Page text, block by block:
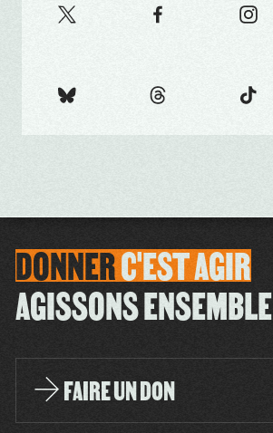
DONNERC'ESTAGIR
AGISSONS ENSEMBLE
FAIRE UN DON